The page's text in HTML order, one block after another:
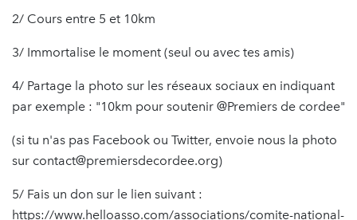
2/ Cours entre 5 et 10km
3/ Immortalise le moment (seul ou avec tes amis)
4/ Partage la photo sur les réseaux sociaux en indiquant
par exemple : "10km pour soutenir @Premiers de cordee"
(si tu n'as pas Facebook ou Twitter, envoie nous la photo
sur contact@premiersdecordee.org)
5/ Fais un don sur le lien suivant :
https://www.helloasso.com/associations/comite-national-